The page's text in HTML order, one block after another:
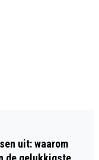
uit: waarom